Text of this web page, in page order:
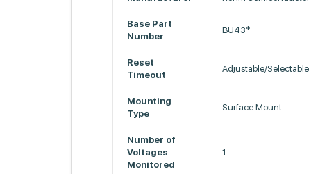
Base Part
Number
BU43*
Reset
Timeout
Adjustable/Selectable
Mounting
Type
Surface Mount
Number of
Voltages
Monitored
1